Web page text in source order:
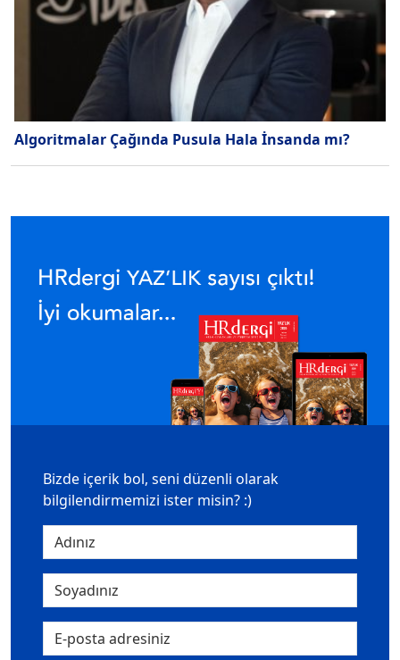
Algoritmalar Çağında Pusula Hala İnsanda mı?
Bizde içerik bol, seni düzenli olarak
bilgilendirmemizi ister misin? :)